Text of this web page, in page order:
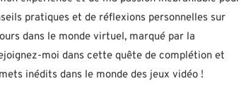
pratiques et de réflexions personnelles sur
dans le monde virtuel, marqué par la
moi dans cette quête de complétion et
inédits dans le monde des jeux vidéo !